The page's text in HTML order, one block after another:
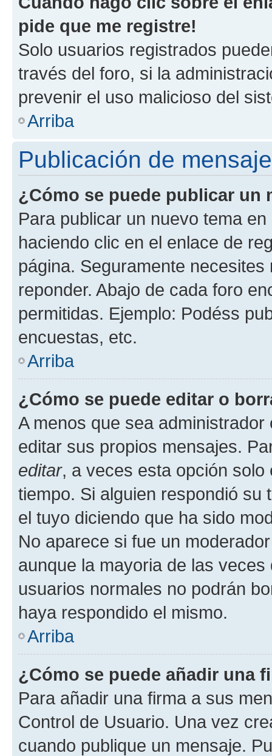
pide que me registre!
Solo usuarios registrados
través del foro, si la
prevenir el uso malicioso del
Arriba
Publicación de
¿Cómo se puede publicar un
Para publicar un nuevo tema
haciendo clic en el enlace de
página. Seguramente
reponder. Abajo de cada foro
permitidas. Ejemplo: Podéss
encuestas, etc.
Arriba
¿Cómo se puede editar o
A menos que sea
editar sus propios mensajes.
editar, a veces esta opción
tiempo. Si alguien respondió
el tuyo diciendo que ha sido
No aparece si fue un
aunque la mayoria de las
usuarios normales no podrán
haya respondido el mismo.
Arriba
¿Cómo se puede añadir una
Para añadir una firma a sus
Control de Usuario. Una vez
cuando publique un mensaje.